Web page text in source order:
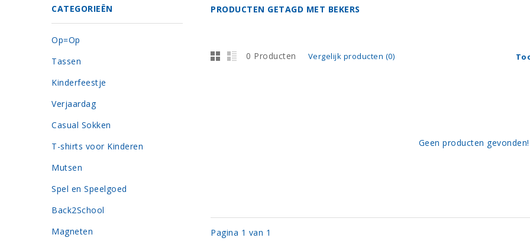
PRODUCTEN GETAGD MET BEKERS
0 Producten Vergelijk producten (0)
Geen producten
Pagina 1 van 1
CATEGORIEËN
Op=Op
Tassen
Kinderfeestje
Verjaardag
Casual Sokken
T-shirts voor Kinderen
Mutsen
Spel en Speelgoed
Back2School
Magneten